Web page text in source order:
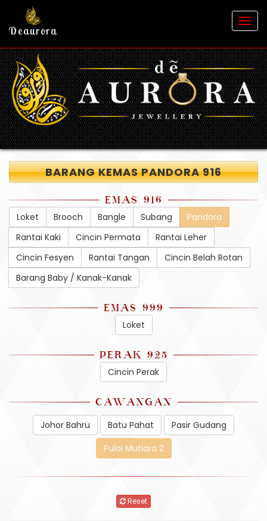
Deaurora
BARANG KEMAS PANDORA 916
EMAS 916
Loket Brooch Bangle Subang
Pandora
Rantai Kaki
Cincin Permata
Rantai Leher
Cincin Fesyen
Rantai Tangan
Cincin Belah Rotan
Barang Baby / Kanak-Kanak
EMAS 999
Loket
PERAK 925
Cincin Perak
CAWANGAN
Johor Bahru Batu Pahat
Pasir Gudang
Pulai Mutiara 2
Reset